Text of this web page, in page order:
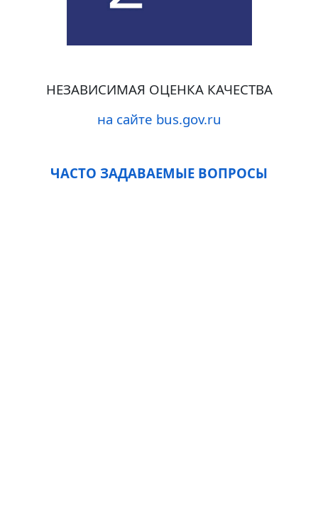
НЕЗАВИСИМАЯ ОЦЕНКА КАЧЕСТВА
на сайте bus.gov.ru
ЧАСТО ЗАДАВАЕМЫЕ ВОПРОСЫ